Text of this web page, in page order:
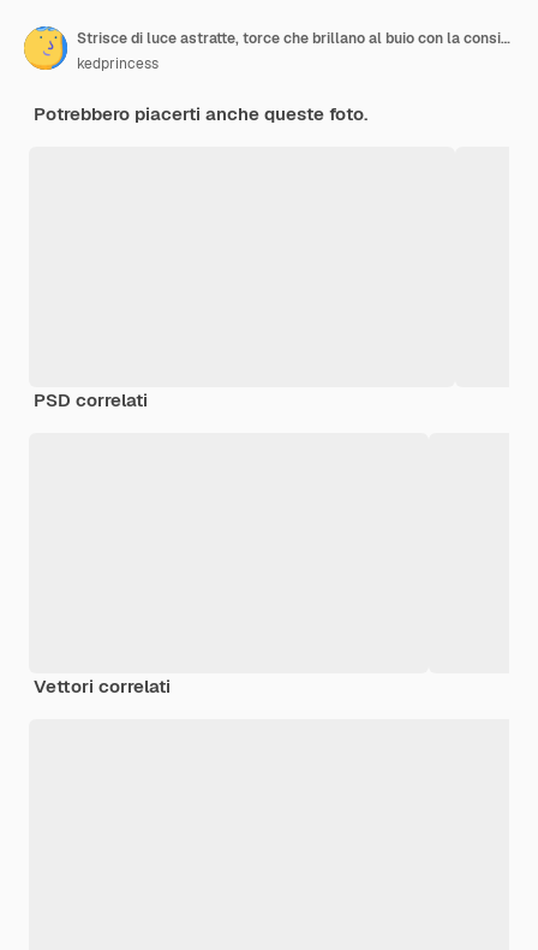
Strisce di luce astratte, torce che brillano al buio con la consistenza di grano di pellicola vintage come sfondo
kedprincess
Potrebbero piacerti anche queste foto.
PSD correlati
Vettori correlati